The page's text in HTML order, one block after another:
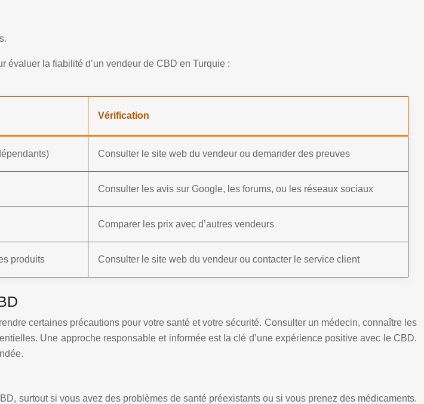
évaluer la fiabilité d’un vendeur de CBD en Turquie :
Vérification
Consulter le site web du vendeur ou demander des preuves
Consulter les avis sur Google, les forums, ou les réseaux sociaux
Comparer les prix avec d’autres vendeurs
produits Consulter le site web du vendeur ou contacter le service client
certaines précautions pour votre santé et votre sécurité. Consulter un médecin, connaître les
Une approche responsable et informée est la clé d’une expérience positive avec le CBD.
surtout si vous avez des problèmes de santé préexistants ou si vous prenez des médicaments.